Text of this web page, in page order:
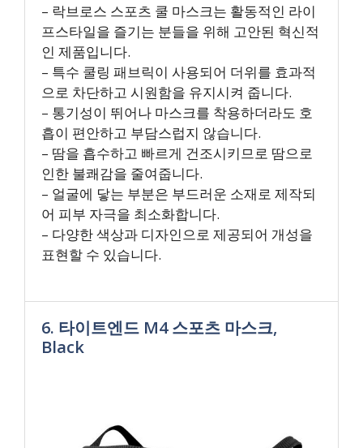
– 락브로스 스포츠 쿨 마스크는 활동적인 라이
프스타일을 즐기는 분들을 위해 고안된 혁신적
인 제품입니다.
– 특수 쿨링 패브릭이 사용되어 더위를 효과적
으로 차단하고 시원함을 유지시켜 줍니다.
– 통기성이 뛰어나 마스크를 착용하더라도 호
흡이 편안하고 부담스럽지 않습니다.
– 땀을 흡수하고 빠르게 건조시키므로 땀으로
인한 불쾌감을 줄여줍니다.
– 얼굴에 닿는 부분은 부드러운 소재로 제작되
어 피부 자극을 최소화합니다.
– 다양한 색상과 디자인으로 제공되어 개성을
표현할 수 있습니다.
6. 타이트엔드 M4 스포츠 마스크,
Black